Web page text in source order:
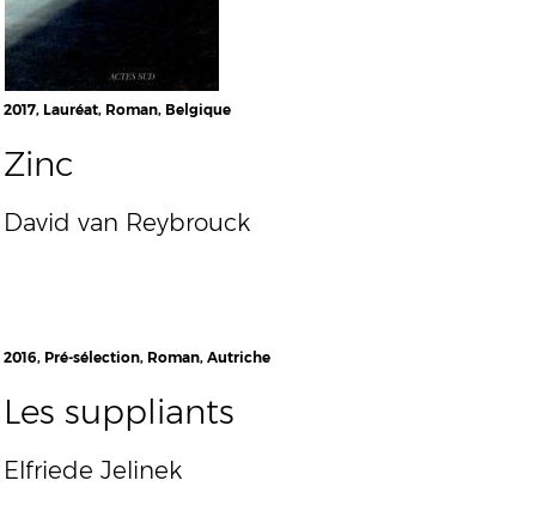
2017, Lauréat, Roman, Belgique
Zinc
David van Reybrouck
2016, Pré-sélection, Roman, Autriche
Les suppliants
Elfriede Jelinek